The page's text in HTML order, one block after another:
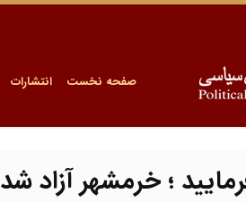
صفحه نخست انتشارات
؛ خرمشهر آزاد شد